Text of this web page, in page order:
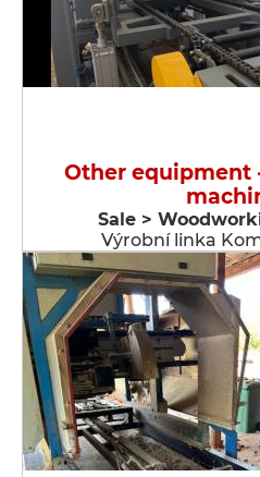
Other equipment
Sale >
Výrobní linka